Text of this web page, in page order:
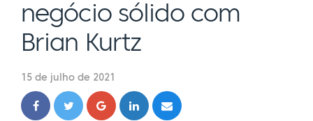
negócio sólido com
Brian Kurtz
15 de julho de 2021